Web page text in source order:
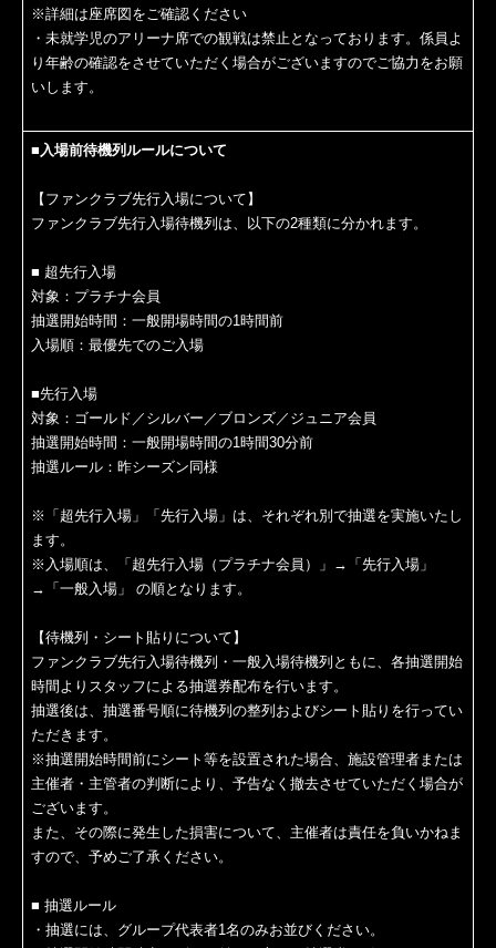
※詳細は座席図をご確認ください
・未就学児のアリーナ席での観戦は禁止となっております。係員よ
り年齢の確認をさせていただく場合がございますのでご協力をお願
いします。
■入場前待機列ルールについて
【ファンクラブ先行入場について】
ファンクラブ先行入場待機列は、以下の2種類に分かれます。
■ 超先行入場
対象：プラチナ会員
抽選開始時間：一般開場時間の1時間前
入場順：最優先でのご入場
■先行入場
対象：ゴールド／シルバー／ブロンズ／ジュニア会員
抽選開始時間：一般開場時間の1時間30分前
抽選ルール：昨シーズン同様
※「超先行入場」「先行入場」は、それぞれ別で抽選を実施いたし
ます。
※入場順は、「超先行入場（プラチナ会員）」→「先行入場」
→「一般入場」 の順となります。
【待機列・シート貼りについて】
ファンクラブ先行入場待機列・一般入場待機列ともに、各抽選開始
時間よりスタッフによる抽選券配布を行います。
抽選後は、抽選番号順に待機列の整列およびシート貼りを行ってい
ただきます。
※抽選開始時間前にシート等を設置された場合、施設管理者または
主催者・主管者の判断により、予告なく撤去させていただく場合が
ございます。
また、その際に発生した損害について、主催者は責任を負いかねま
すので、予めご了承ください。
■ 抽選ルール
・抽選には、グループ代表者1名のみお並びください。